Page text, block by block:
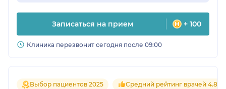
Записаться на прием + 100
Клиника перезвонит сегодня после 09:00
Выбор пациентов 2025 Средний рейтинг врачей 4.8